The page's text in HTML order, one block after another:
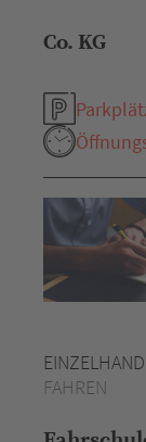
Co. KG
FAHREN